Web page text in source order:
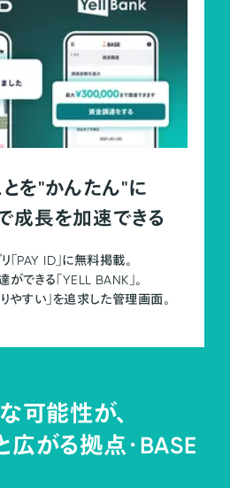
を"かんたん"に
成長を加速できる
「PAY ID」に無料掲載。
できる「YELL BANK」。
りやすい」を追求した管理画面。
可能性が、
広がる拠点・BASE